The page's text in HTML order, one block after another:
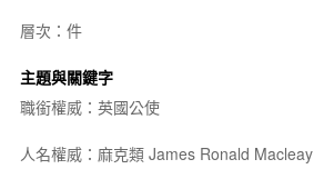
層次：件
主題與關鍵字
職銜權威：英國公使
人名權威：麻克類 James Ronald Macleay